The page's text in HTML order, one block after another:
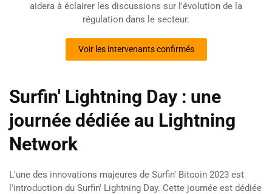
aidera à éclairer les discussions sur l'évolution de la
régulation dans le secteur.
Voir les intervenants confirmés
Surfin' Lightning Day : une
journée dédiée au Lightning
Network
L'une des innovations majeures de Surfin' Bitcoin 2023 est
l'introduction du Surfin' Lightning Day. Cette journée est dédiée